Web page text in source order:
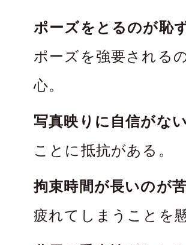
ポーズをとるのが恥
ポーズを強要される
心。
写真映りに自信がない
ことに抵抗がある。
拘束時間が長いのが苦
疲れてしまうことを